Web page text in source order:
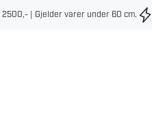
2500,- | Gjelder varer under 60 cm.